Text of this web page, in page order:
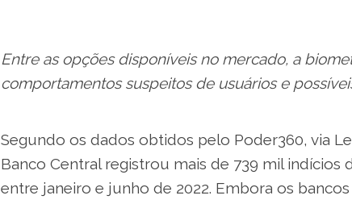
Entre as opções disponíveis no mercado, a
comportamentos suspeitos de usuários e
Segundo os dados obtidos pelo Poder360, via
Banco Central registrou mais de 739 mil indícios
entre janeiro e junho de 2022. Embora os